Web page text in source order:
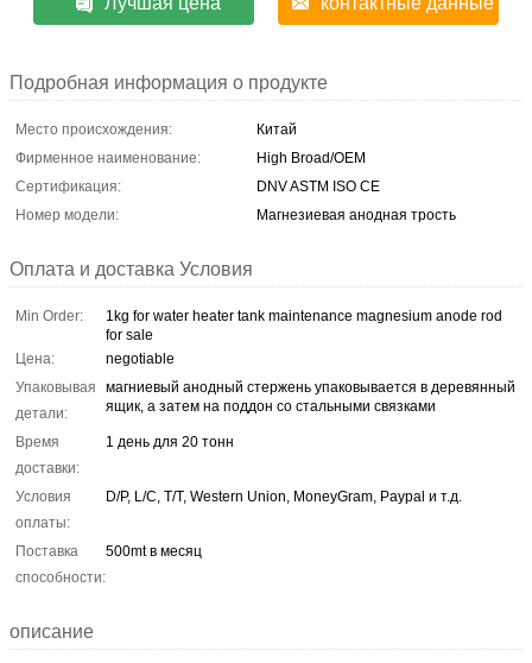
Подробная информация о продукте
Место происхождения:
Китай
Фирменное наименование:
High Broad/OEM
Сертификация:
DNV ASTM ISO CE
Номер модели:
Магнезиевая анодная трость
Оплата и доставка Условия
Min Order:
1kg for water heater tank maintenance magnesium anode rod
for sale
Цена:
negotiable
Упаковывая
детали:
магниевый анодный стержень упаковывается в деревянный
ящик, а затем на поддон со стальными связками
Время
доставки:
1 день для 20 тонн
Условия
оплаты:
D/P, L/C, T/T, Western Union, MoneyGram, Paypal и т.д.
Поставка
способности:
500mt в месяц
описание